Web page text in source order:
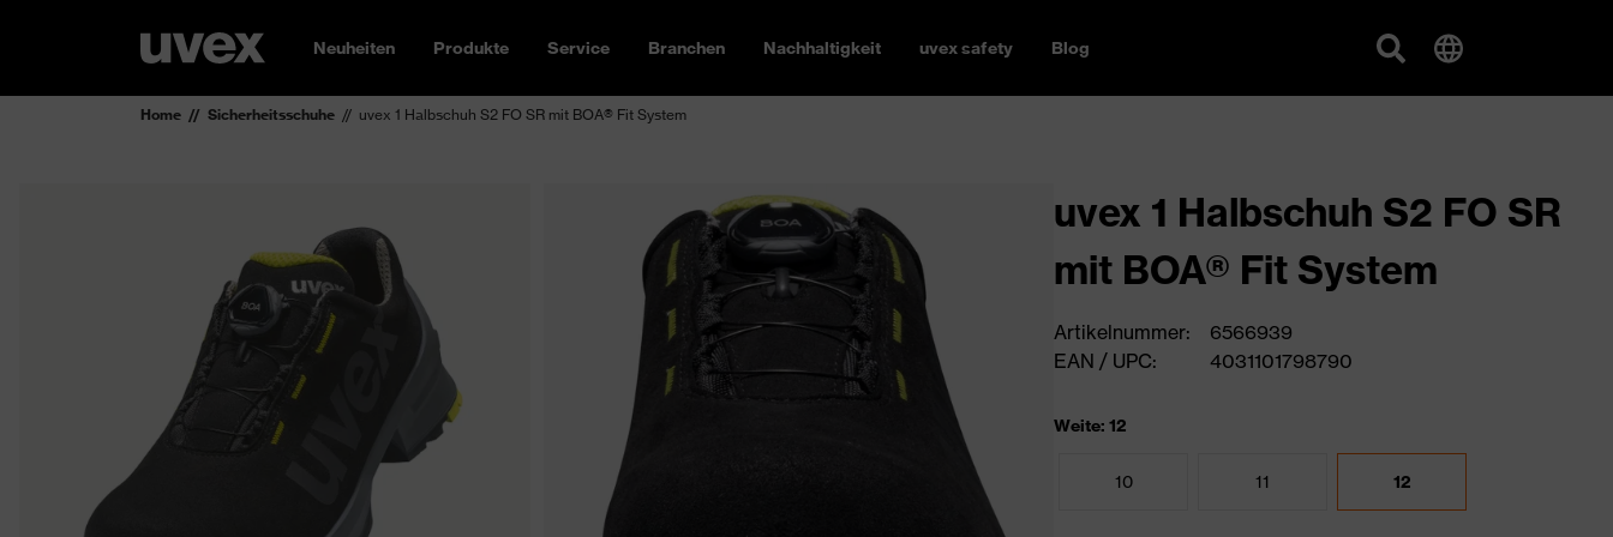
Neuheiten Produkte Service Branchen Nachhaltigkeit uvex safety Blog
Home Sicherheitsschuhe uvex 1 Halbschuh S2 FO SR mit BOA® Fit System
uvex 1 Halbschuh S2 FO SR
mit BOA® Fit System
Artikelnummer:
6566939
EAN / UPC:
4031101798790
Weite: 12
10 11 12